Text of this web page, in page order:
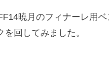
暁月のフィナーレ用
回してみました。